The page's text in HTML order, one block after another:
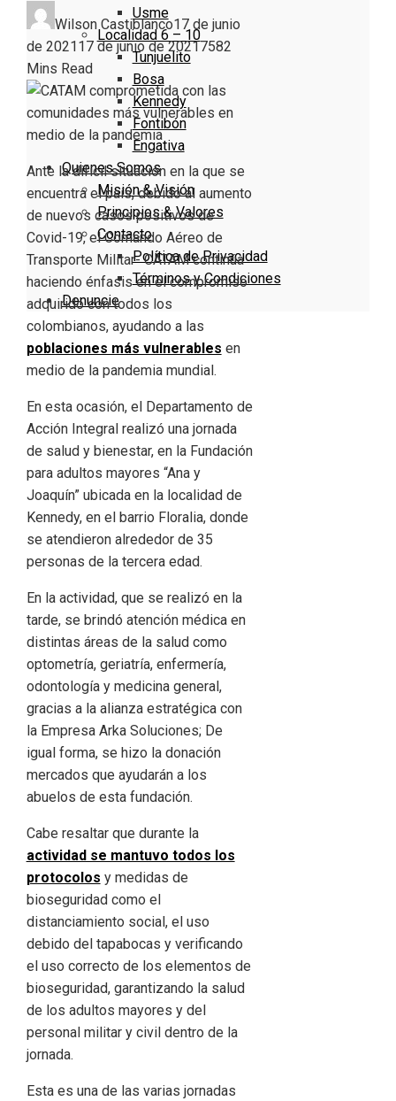
Usme
Localidad 6 – 10
Tunjuelito
Bosa
Kennedy
Fontibón
Engativa
Quienes Somos
Misión & Visión
Principios & Valores
Contacto
Política de Privacidad
Términos y Condiciones
Denuncie
Wilson Castiblanco17 de junio
de 202117 de junio de 20217582
Mins Read
Ante la difícil situación en la que se
encuentra el país, debido al aumento
de nuevos casos positivos de
Covid-19, el Comando Aéreo de
Transporte Militar- CATAM continúa
haciendo énfasis en el compromiso
adquirido con todos los
colombianos, ayudando a las
poblaciones más vulnerables en
medio de la pandemia mundial.
En esta ocasión, el Departamento de
Acción Integral realizó una jornada
de salud y bienestar, en la Fundación
para adultos mayores “Ana y
Joaquín” ubicada en la localidad de
Kennedy, en el barrio Floralia, donde
se atendieron alrededor de 35
personas de la tercera edad.
En la actividad, que se realizó en la
tarde, se brindó atención médica en
distintas áreas de la salud como
optometría, geriatría, enfermería,
odontología y medicina general,
gracias a la alianza estratégica con
la Empresa Arka Soluciones; De
igual forma, se hizo la donación
mercados que ayudarán a los
abuelos de esta fundación.
Cabe resaltar que durante la
actividad se mantuvo todos los
protocolos y medidas de
bioseguridad como el
distanciamiento social, el uso
debido del tapabocas y verificando
el uso correcto de los elementos de
bioseguridad, garantizando la salud
de los adultos mayores y del
personal militar y civil dentro de la
jornada.
Esta es una de las varias jornadas